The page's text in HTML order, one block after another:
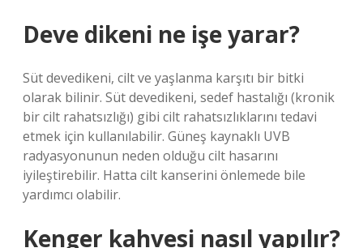
Deve dikeni ne işe yarar?
Süt devedikeni, cilt ve yaşlanma karşıtı bir bitki
olarak bilinir. Süt devedikeni, sedef hastalığı (kronik
bir cilt rahatsızlığı) gibi cilt rahatsızlıklarını tedavi
etmek için kullanılabilir. Güneş kaynaklı UVB
radyasyonunun neden olduğu cilt hasarını
iyileştirebilir. Hatta cilt kanserini önlemede bile
yardımcı olabilir.
Kenger kahvesi nasıl yapılır?